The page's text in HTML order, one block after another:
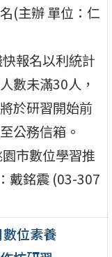
(主辦 單位：仁
報名以利統計
數未滿30人，
於研習開始前
公務信箱。
市數位學習推
戴銘震 (03-307
位素養